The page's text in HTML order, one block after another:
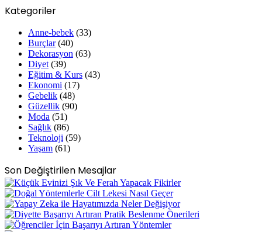
Kategoriler
Anne-bebek (33)
Burçlar(40)
Dekorasyon (63)
Diyet (39)
Eğitim & Kurs (43)
Ekonomi (17)
Gebelik (48)
Güzellik (90)
Moda (51)
Sağlık (86)
Teknoloji (59)
Yaşam (61)
Son Değiştirilen Mesajlar